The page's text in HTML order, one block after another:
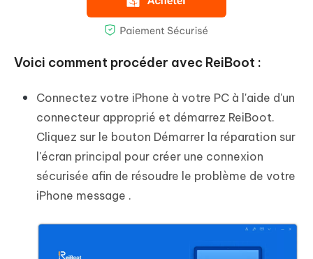
Voici comment procéder avec ReiBoot :
Connectez votre iPhone à votre PC à l'aide d'un
connecteur approprié et démarrez ReiBoot.
Cliquez sur le bouton Démarrer la réparation sur
l'écran principal pour créer une connexion
sécurisée afin de résoudre le problème de votre
iPhone message .